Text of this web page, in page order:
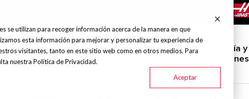
se utilizan para recoger información acerca de la manera en que
esta información para mejorar y personalizar tu experiencia de
visitantes, tanto en este sitio web como en otros medios. Para
nuestra Política de Privacidad.
Aceptar
Máquinas y
Herramientas
Marcas Industrias
Servicio
Ingeniería y
aplicaciones